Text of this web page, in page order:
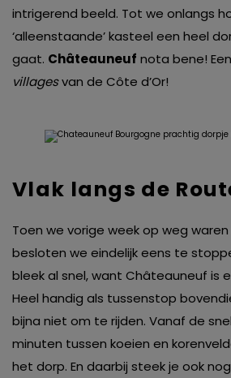
intrigerend beeld. Tot we onlangs
‘alleenstaande’ kasteel een heel
gaat. Châteauneuf nota bene!
villagesvan de Côte d’Or!
Vlak langs de
Toen we vorige week op weg
besloten we eindelijk eens te
bleek al snel, want Châteauneuf is
Heel handig als tussenstop
bijna niet om te rijden. Vanaf de
minuten tussen koeien en
het dorp. En daarbij steek je ook